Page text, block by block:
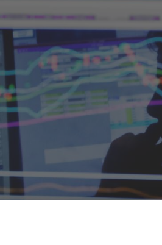
gadiem